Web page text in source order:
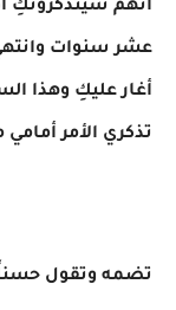
أنهم سيتذكرونكِ
عشر سنوات وانتهي
أغار عليكِ وهذا
تذكري الأمر أمامي
تضمه وتقول حسناً